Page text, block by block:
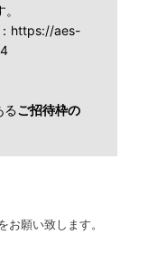
https://aes-
るご招待枠の
お願い致します。